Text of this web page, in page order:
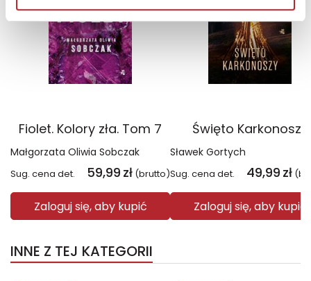
Fiolet. Kolory zła. Tom 7
Małgorzata Oliwia Sobczak
Sug. cena det. 59,99 zł (brutto)
Zaloguj się, aby kupić
Święto Karkonoszy
Sławek Gortych
Sug. cena det. 49,99 zł
Zaloguj się, aby kupić
INNE Z TEJ KATEGORII